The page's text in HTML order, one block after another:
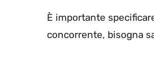
È importante
concorrente, bisogna